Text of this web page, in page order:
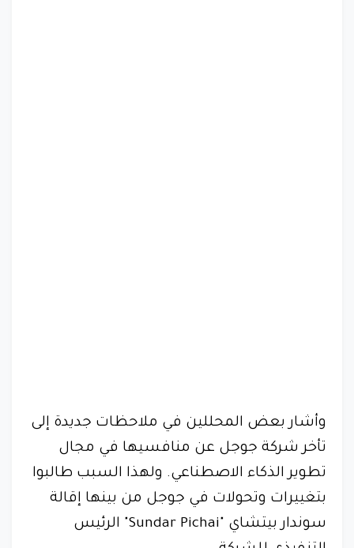
وأشار بعض المحللين في ملاحظات جديدة إلى
تأخر شركة جوجل عن منافسيها في مجال
تطوير الذكاء الاصطناعي. ولهذا السبب طالبوا
بتغييرات وتحولات في جوجل من بينها إقالة
سوندار بيتشاي "Sundar Pichai" الرئيس